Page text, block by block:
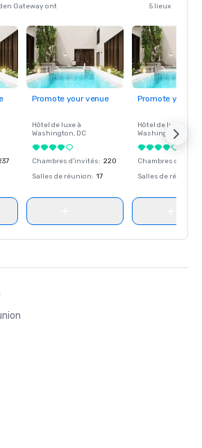
Gateway ont
5 lieux
Promote your venue
Hôtel de luxe à
Washington, DC
Chambres d'invités: 220
Salles de réunion: 17
Promote your
Hôtel de luxe à
Washington
Chambres
Salles de réunion